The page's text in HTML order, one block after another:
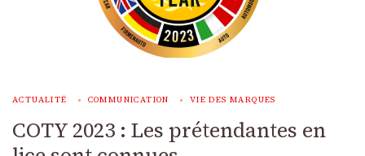
ACTUALITÉ COMMUNICATION VIE DES MARQUES
COTY 2023 : Les prétendantes en